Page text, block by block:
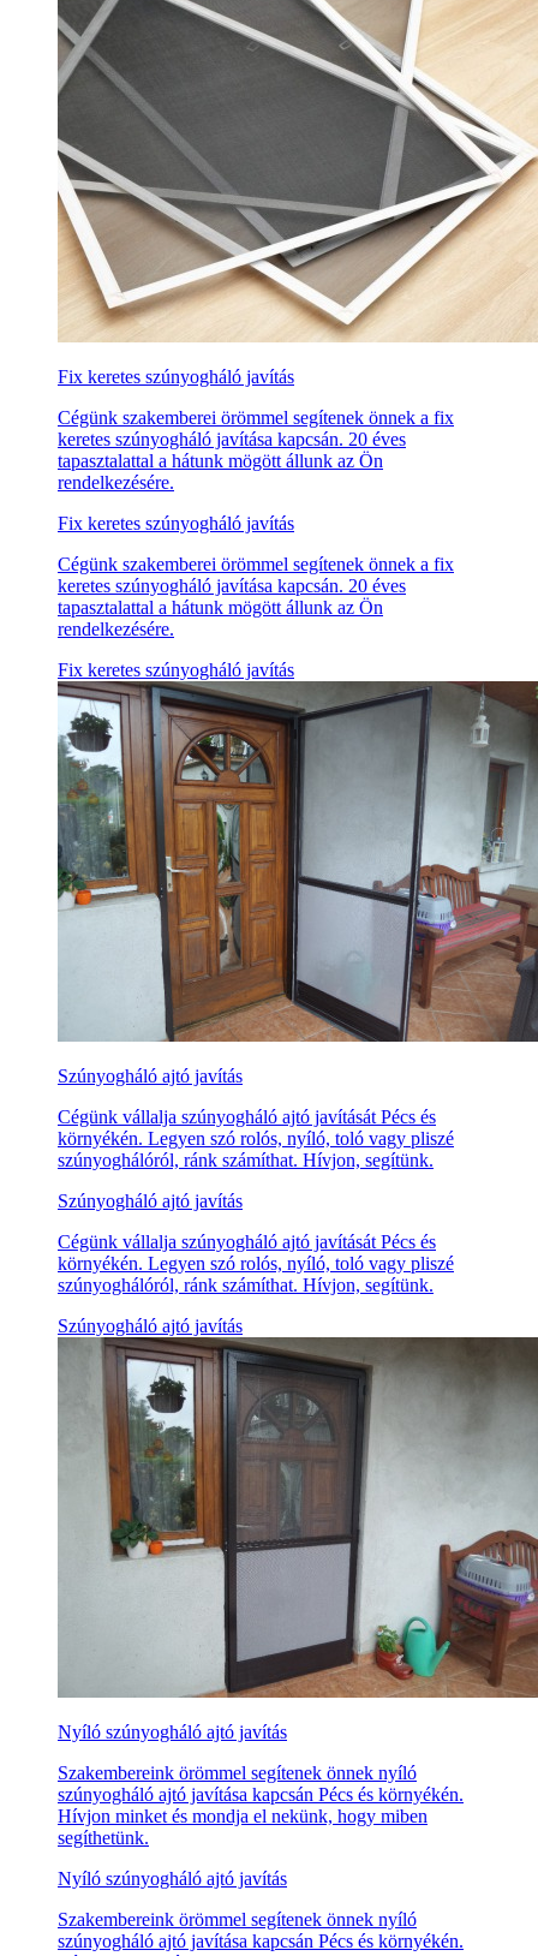
Fix keretes szúnyogháló javítás
Cégünk szakemberei örömmel segítenek önnek a fix
keretes szúnyogháló javítása kapcsán. 20 éves
tapasztalattal a hátunk mögött állunk az Ön
rendelkezésére.
Fix keretes szúnyogháló javítás
Cégünk szakemberei örömmel segítenek önnek a fix
keretes szúnyogháló javítása kapcsán. 20 éves
tapasztalattal a hátunk mögött állunk az Ön
rendelkezésére.
Fix keretes szúnyogháló javítás
Szúnyogháló ajtó javítás
Cégünk vállalja szúnyogháló ajtó javítását Pécs és
környékén. Legyen szó rolós, nyíló, toló vagy pliszé
szúnyoghálóról, ránk számíthat. Hívjon, segítünk.
Szúnyogháló ajtó javítás
Cégünk vállalja szúnyogháló ajtó javítását Pécs és
környékén. Legyen szó rolós, nyíló, toló vagy pliszé
szúnyoghálóról, ránk számíthat. Hívjon, segítünk.
Szúnyogháló ajtó javítás
Nyíló szúnyogháló ajtó javítás
Szakembereink örömmel segítenek önnek nyíló
szúnyogháló ajtó javítása kapcsán Pécs és környékén.
Hívjon minket és mondja el nekünk, hogy miben
segíthetünk.
Nyíló szúnyogháló ajtó javítás
Szakembereink örömmel segítenek önnek nyíló
szúnyogháló ajtó javítása kapcsán Pécs és környékén.